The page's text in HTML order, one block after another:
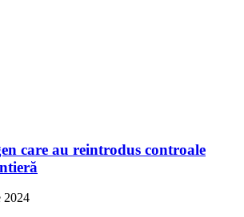
care au reintrodus controale
2024